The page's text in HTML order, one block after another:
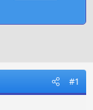
#1